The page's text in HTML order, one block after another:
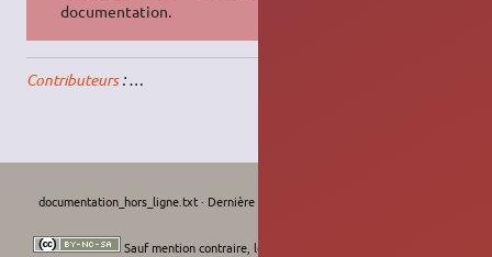
documentation.
Contributeurs: …
documentation_hors_ligne.txt· Dernière modification :
Sauf mention contraire, le contenu de ce wiki est placé sous les